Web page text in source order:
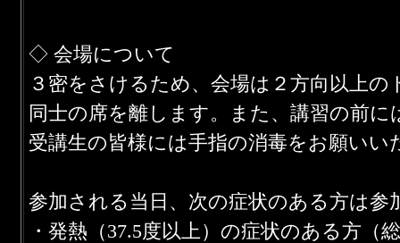
◇ 会場について
３密をさけるため、会場は２方向以上
同士の席を離します。また、講習の前
受講生の皆様には手指の消毒をお願いい
参加される当日、次の症状のある方は
・発熱（37.5度以上）の症状のある方（